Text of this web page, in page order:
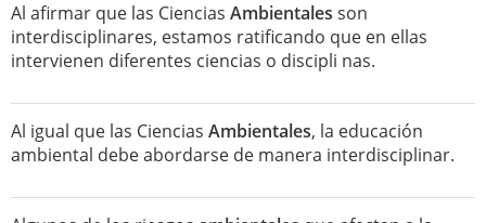
Al afirmar que las Ciencias Ambientales son
interdisciplinares, estamos ratificando que en ellas
intervienen diferentes ciencias o discipli nas.
Al igual que las Ciencias Ambientales, la educación
ambiental debe abordarse de manera interdisciplinar.